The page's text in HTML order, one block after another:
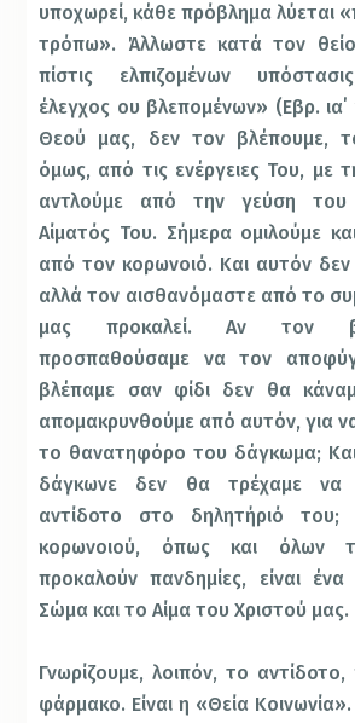
υποχωρεί, κάθε πρόβλημα λύεται
τρόπω». Άλλωστε κατά τον
πίστις ελπιζομένων
έλεγχος ου βλεπομένων» (Εβρ. ια΄
Θεού μας, δεν τον βλέπουμε,
όμως, από τις ενέργειες Του, με
αντλούμε από την γεύση του
Αίματός Του. Σήμερα ομιλούμε
από τον κορωνοιό. Και αυτόν
αλλά τον αισθανόμαστε από το
μας προκαλεί. Αν τον
προσπαθούσαμε να τον
βλέπαμε σαν φίδι δεν θα
απομακρυνθούμε από αυτόν, για
το θανατηφόρο του δάγκωμα;
δάγκωνε δεν θα τρέχαμε να
αντίδοτο στο δηλητήριό του;
κορωνοιού, όπως και όλων
προκαλούν πανδημίες, είναι
Σώμα και το Αίμα του Χριστού μας.
Γνωρίζουμε, λοιπόν, το
φάρμακο. Είναι η «Θεία